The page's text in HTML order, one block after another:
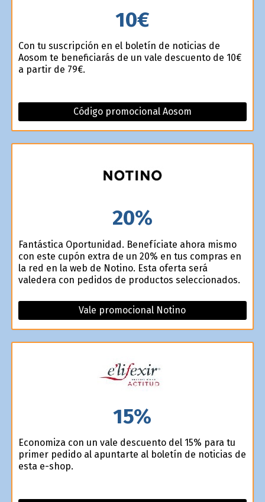
10€
Con tu suscripción en el boletín de noticias de
Aosom te beneficiarás de un vale descuento de 10€
a partir de 79€.
Código promocional Aosom
20%
Fantástica Oportunidad. Benefíciate ahora mismo
con este cupón extra de un 20% en tus compras en
la red en la web de Notino. Esta oferta será
valedera con pedidos de productos seleccionados.
Vale promocional Notino
15%
Economiza con un vale descuento del 15% para tu
primer pedido al apuntarte al boletín de noticias de
esta e-shop.